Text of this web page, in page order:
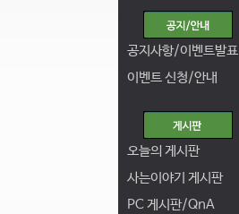
공지사항/이벤트발표
이벤트 신청/안내
오늘의 게시판
사는이야기 게시판
PC 게시판/QnA